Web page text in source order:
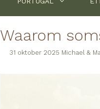
Waarom
31 oktober 2025 Michael &